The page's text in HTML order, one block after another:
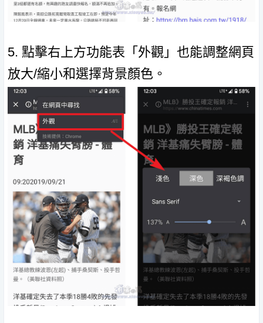
5. 點擊右上方功能表「外觀」也能調整網頁
放大/縮小和選擇背景顏色。